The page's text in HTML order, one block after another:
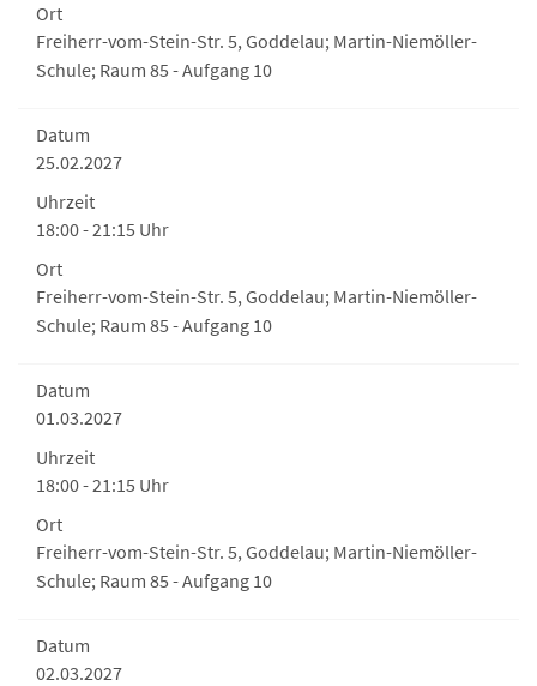
Ort
Freiherr-vom-Stein-Str. 5, Goddelau; Martin-Niemöller-
Schule; Raum 85 - Aufgang 10
Datum
25.02.2027
Uhrzeit
18:00 - 21:15 Uhr
Ort
Freiherr-vom-Stein-Str. 5, Goddelau; Martin-Niemöller-
Schule; Raum 85 - Aufgang 10
Datum
01.03.2027
Uhrzeit
18:00 - 21:15 Uhr
Ort
Freiherr-vom-Stein-Str. 5, Goddelau; Martin-Niemöller-
Schule; Raum 85 - Aufgang 10
Datum
02.03.2027